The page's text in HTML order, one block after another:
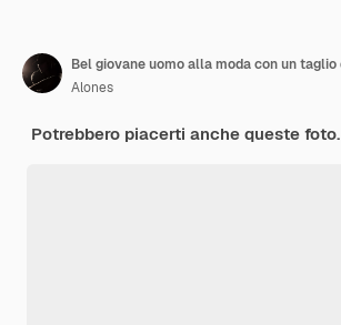
Alones
Potrebbero piacerti anche queste foto.